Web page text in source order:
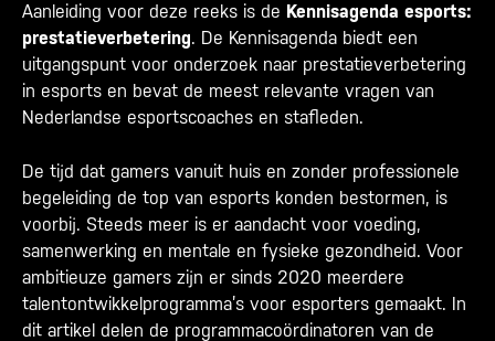
Aanleiding voor deze reeks is de Kennisagenda esports:
prestatieverbetering. De Kennisagenda biedt een
uitgangspunt voor onderzoek naar prestatieverbetering
in esports en bevat de meest relevante vragen van
Nederlandse esportscoaches en stafleden.
De tijd dat gamers vanuit huis en zonder professionele
begeleiding de top van esports konden bestormen, is
voorbij. Steeds meer is er aandacht voor voeding,
samenwerking en mentale en fysieke gezondheid. Voor
ambitieuze gamers zijn er sinds 2020 meerdere
talentontwikkelprogramma’s voor esporters gemaakt. In
dit artikel delen de programmacoördinatoren van de